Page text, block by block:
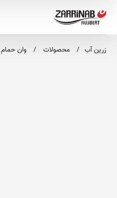
زرین آب محصولات وان حمام